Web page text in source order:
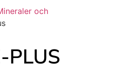
och
PLUS